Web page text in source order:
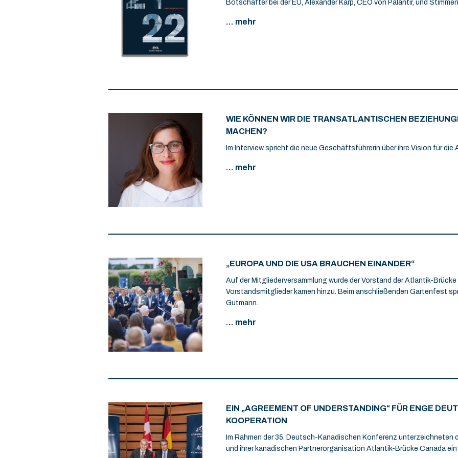
Botschafter bei der EU, Alexander Karp, CEO von Palantir, und
... mehr
WIE KÖNNEN WIR DIE TRANSATLANTISCHEN
MACHEN?
Im Interview spricht die neue Geschäftsführerin über ihre Vision für die
... mehr
„EUROPA UND DIE USA BRAUCHEN EINANDER“
Auf der Mitgliederversammlung wurde der Vorstand der Atlantik-
Vorstandsmitglieder kamen hinzu. Beim anschließenden Gartenfest
Gutmann.
... mehr
EIN „AGREEMENT OF UNDERSTANDING“ FÜR ENGE
KOOPERATION
Im Rahmen der 35. Deutsch-Kanadischen Konferenz
und ihrer kanadischen Partnerorganisation Atlantik-Brücke Canada